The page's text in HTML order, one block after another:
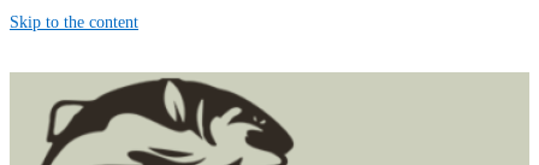
Skip to the content